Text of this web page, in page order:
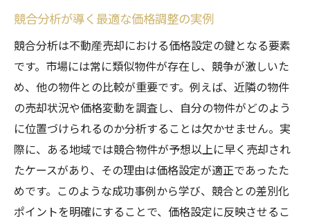
競合分析が導く最適な価格調整の実例
競合分析は不動産売却における価格設定の鍵となる要素
です。市場には常に類似物件が存在し、競争が激しいた
め、他の物件との比較が重要です。例えば、近隣の物件
の売却状況や価格変動を調査し、自分の物件がどのよう
に位置づけられるのか分析することは欠かせません。実
際に、ある地域では競合物件が予想以上に早く売却され
たケースがあり、その理由は価格設定が適正であったた
めです。このような成功事例から学び、競合との差別化
ポイントを明確にすることで、価格設定に反映させるこ